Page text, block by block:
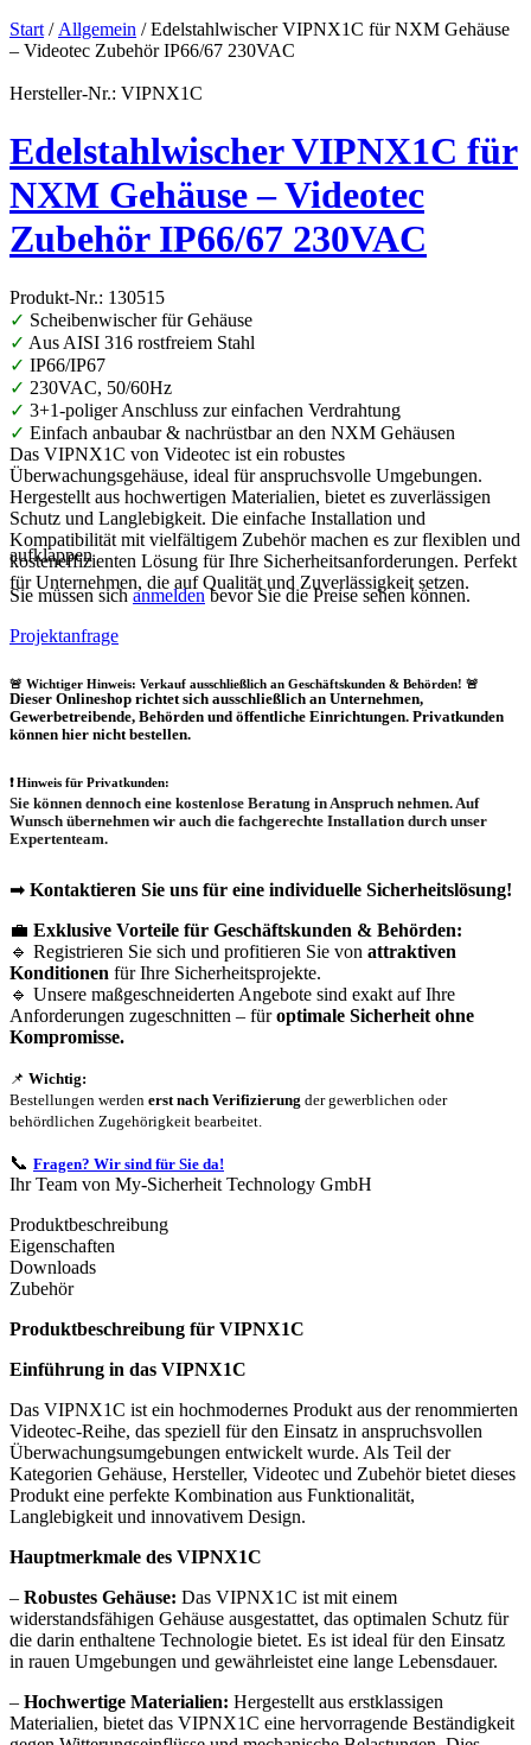
Start / Allgemein / Edelstahlwischer VIPNX1C für NXM Gehäuse
– Videotec Zubehör IP66/67 230VAC
Hersteller-Nr.: VIPNX1C
Edelstahlwischer VIPNX1C für
NXM Gehäuse – Videotec
Zubehör IP66/67 230VAC
Produkt-Nr.: 130515
✓ Scheibenwischer für Gehäuse
✓ Aus AISI 316 rostfreiem Stahl
✓ IP66/IP67
✓ 230VAC, 50/60Hz
✓ 3+1-poliger Anschluss zur einfachen Verdrahtung
✓ Einfach anbaubar & nachrüstbar an den NXM Gehäusen
Das VIPNX1C von Videotec ist ein robustes
Überwachungsgehäuse, ideal für anspruchsvolle Umgebungen.
Hergestellt aus hochwertigen Materialien, bietet es zuverlässigen
Schutz und Langlebigkeit. Die einfache Installation und
Kompatibilität mit vielfältigem Zubehör machen es zur flexiblen und
kosteneffizienten Lösung für Ihre Sicherheitsanforderungen. Perfekt
für Unternehmen, die auf Qualität und Zuverlässigkeit setzen.
aufklappen
Sie müssen sichanmeldenbevor Sie die Preise sehen können.
Projektanfrage
🚨 Wichtiger Hinweis: Verkauf ausschließlich an Geschäftskunden & Behörden! 🚨
Dieser Onlineshop richtet sich ausschließlich an Unternehmen,
Gewerbetreibende, Behörden und öffentliche Einrichtungen. Privatkunden
können hier nicht bestellen.
❗Hinweis für Privatkunden:
Sie können dennoch eine kostenlose Beratung in Anspruch nehmen. Auf
Wunsch übernehmen wir auch die fachgerechte Installation durch unser
Expertenteam.
➡ Kontaktieren Sie uns für eine individuelle Sicherheitslösung!
💼 Exklusive Vorteile für Geschäftskunden & Behörden:
🔹 Registrieren Sie sich und profitieren Sie von attraktiven
Konditionen für Ihre Sicherheitsprojekte.
🔹 Unsere maßgeschneiderten Angebote sind exakt auf Ihre
Anforderungen zugeschnitten – füroptimale Sicherheit ohne
Kompromisse.
📌 Wichtig:
Bestellungen werden erst nach Verifizierung der gewerblichen oder
behördlichen Zugehörigkeit bearbeitet.
📞 Fragen? Wir sind für Sie da!
Ihr Team von My-Sicherheit Technology GmbH
Produktbeschreibung
Eigenschaften
Downloads
Zubehör
Produktbeschreibung für VIPNX1C
Einführung in das VIPNX1C
Das VIPNX1C ist ein hochmodernes Produkt aus der renommierten
Videotec-Reihe, das speziell für den Einsatz in anspruchsvollen
Überwachungsumgebungen entwickelt wurde. Als Teil der
Kategorien Gehäuse, Hersteller, Videotec und Zubehör bietet dieses
Produkt eine perfekte Kombination aus Funktionalität,
Langlebigkeit und innovativem Design.
Hauptmerkmale des VIPNX1C
– Robustes Gehäuse: Das VIPNX1C ist mit einem
widerstandsfähigen Gehäuse ausgestattet, das optimalen Schutz für
die darin enthaltene Technologie bietet. Es ist ideal für den Einsatz
in rauen Umgebungen und gewährleistet eine lange Lebensdauer.
– Hochwertige Materialien: Hergestellt aus erstklassigen
Materialien, bietet das VIPNX1C eine hervorragende Beständigkeit